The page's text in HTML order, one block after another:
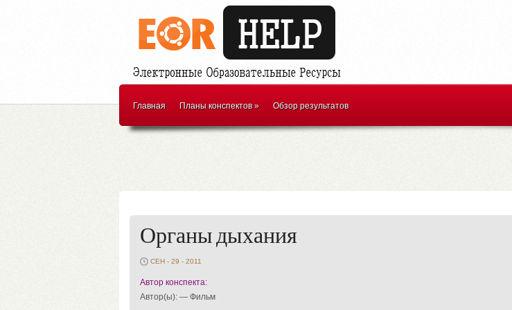
Главная Планы конспектов» Обзор результатов
Органы дыхания
СЕН - 29 - 2011
Автор конспекта:
Автор(ы): — Фильм